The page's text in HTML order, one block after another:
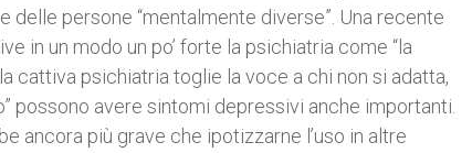
persone “mentalmente diverse”. Una recente
in un modo un po’ forte la psichiatria come “la
cattiva psichiatria toglie la voce a chi non si adatta,
possono avere sintomi depressivi anche importanti.
ancora più grave che ipotizzarne l’uso in altre